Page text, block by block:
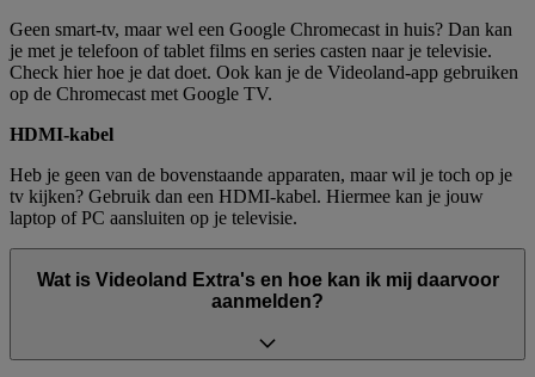
Geen smart-tv, maar wel een Google Chromecast in huis? Dan kan
je met je telefoon of tablet films en series casten naar je televisie.
Check hier hoe je dat doet. Ook kan je de Videoland-app gebruiken
op de Chromecast met Google TV.
HDMI-kabel
Heb je geen van de bovenstaande apparaten, maar wil je toch op je
tv kijken? Gebruik dan een HDMI-kabel. Hiermee kan je jouw
laptop of PC aansluiten op je televisie.
Wat is Videoland Extra's en hoe kan ik mij daarvoor
aanmelden?